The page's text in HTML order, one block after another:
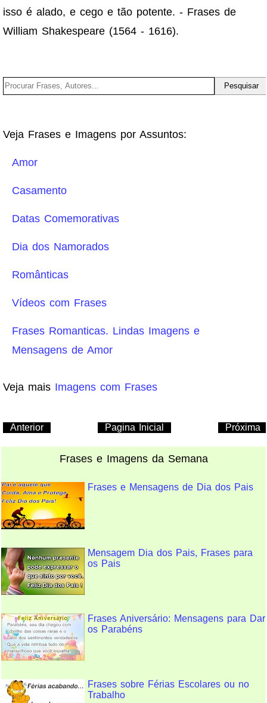
isso é alado, e cego e tão potente. - Frases de
William Shakespeare (1564 - 1616).
Veja Frases e Imagens por Assuntos:
Amor
Casamento
Datas Comemorativas
Dia dos Namorados
Românticas
Vídeos com Frases
Frases Romanticas. Lindas Imagens e
Mensagens de Amor
Veja mais Imagens com Frases
Anterior Próxima
Pagina Inicial
Frases e Imagens da Semana
Frases e Mensagens de Dia dos Pais
Mensagem Dia dos Pais, Frases para
os Pais
Frases Aniversário: Mensagens para Dar
os Parabéns
Frases sobre Férias Escolares ou no
Trabalho